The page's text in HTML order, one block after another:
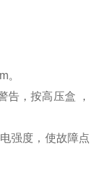
。
，按高压盒 ，
强度，使故障点